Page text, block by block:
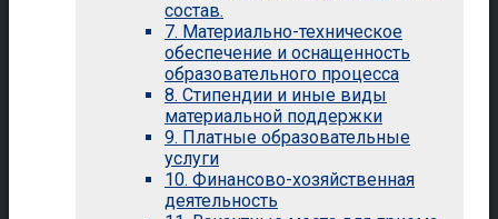
состав.
7. Материально-техническое
обеспечение и оснащенность
образовательного процесса
8. Стипендии и иные виды
материальной поддержки
9. Платные образовательные
услуги
10. Финансово-хозяйственная
деятельность